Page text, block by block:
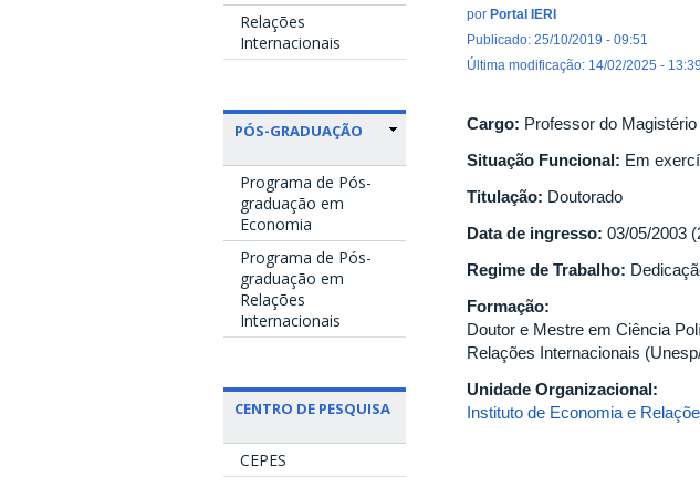
Relações
Internacionais
PÓS-GRADUAÇÃO
Programa de Pós-
graduação em
Economia
Programa de Pós-
graduação em
Relações
Internacionais
CENTRO DE PESQUISA
CEPES
por Portal IERI
Publicado: 25/10/2019 - 09:51
Última modificação: 14/02/2025 - 13:39
Cargo: Professor do
Situação Funcional: Em
Titulação: Doutorado
Data de ingresso: 03/05/2003
Regime de Trabalho:
Formação:
Doutor e Mestre em Ciência
Relações Internacionais
Unidade Organizacional:
Instituto de Economia e